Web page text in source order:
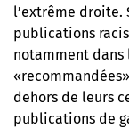
l’extrême droite.
publications
notamment
dehors de leurs
publications de